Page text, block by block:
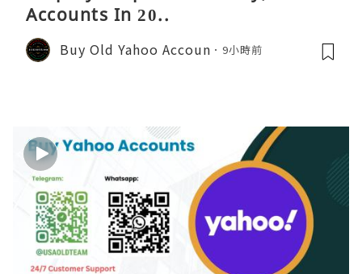
Accounts In 20..
Buy Old Yahoo Accoun 9小時前